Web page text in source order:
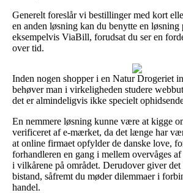
Generelt foreslår vi bestillinger med kort
en anden løsning kan du benytte en løsning
eksempelvis ViaBill, forudsat du ser en
over tid.
Inden nogen shopper i en Natur Drogeriet
behøver man i virkeligheden studere
det er almindeligvis ikke specielt
En nemmere løsning kunne være at kigge
verificeret af e-mærket, da det længe har
at online firmaet opfylder de danske love,
forhandleren en gang i mellem overvåges
i vilkårene på området. Derudover giver
bistand, såfremt du møder dilemmaer i
handel.